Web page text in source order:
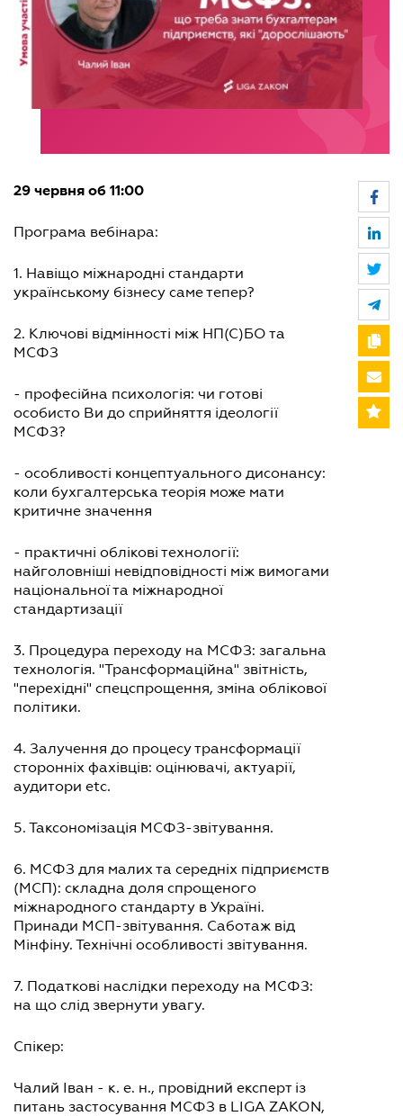
29 червня об 11:00
Програма вебінара:
1. Навіщо міжнародні стандарти
українському бізнесу саме тепер?
2. Ключові відмінності між НП(С)БО та
МСФЗ
- професійна психологія: чи готові
особисто Ви до сприйняття ідеології
МСФЗ?
- особливості концептуального дисонансу:
коли бухгалтерська теорія може мати
критичне значення
- практичні облікові технології:
найголовніші невідповідності між вимогами
національної та міжнародної
стандартизації
3. Процедура переходу на МСФЗ: загальна
технологія. "Трансформаційна" звітність,
"перехідні" спецспрощення, зміна облікової
політики.
4. Залучення до процесу трансформації
сторонніх фахівців: оцінювачі, актуарії,
аудитори еtс.
5. Таксономізація МСФЗ-звітування.
6. МСФЗ для малих та середніх підприємств
(МСП): складна доля спрощеного
міжнародного стандарту в Україні.
Принади МСП-звітування. Саботаж від
Мінфіну. Технічні особливості звітування.
7. Податкові наслідки переходу на МСФЗ:
на що слід звернути увагу.
Спікер:
Чалий Іван - к. е. н., провідний експерт із
питань застосування МСФЗ в LIGA ZAKON,